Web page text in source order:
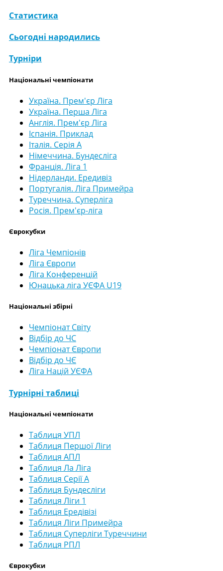
Статистика
Сьогодні народились
Турніри
Національні чемпіонати
Україна. Прем'єр Ліга
Україна. Перша Ліга
Англія. Прем'єр Ліга
Іспанія. Приклад
Італія. Серія А
Німеччина. Бундесліга
Франція. Ліга 1
Нідерланди. Ередивіз
Португалія. Ліга Примейра
Туреччина. Суперліга
Росія. Прем'єр-ліга
Єврокубки
Ліга Чемпіонів
Ліга Європи
Ліга Конференцій
Юнацька ліга УЄФА U19
Національні збірні
Чемпіонат Світу
Відбір до ЧС
Чемпіонат Європи
Відбір до ЧЄ
Ліга Націй УЄФА
Турнірні таблиці
Національні чемпіонати
Таблиця УПЛ
Таблиця Першої Ліги
Таблиця АПЛ
Таблиця Ла Ліга
Таблиця Серії А
Таблиця Бундесліги
Таблиця Ліги 1
Таблиця Ередівізі
Таблиця Ліги Примейра
Таблиця Суперліги Туреччини
Таблиця РПЛ
Єврокубки